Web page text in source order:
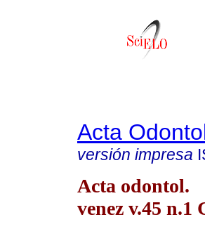
Acta
versión impresa
Acta odontol.
venez v.45 n.1